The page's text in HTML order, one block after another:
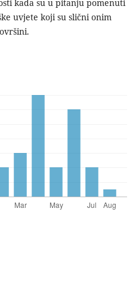
kada su u pitanju pomenuti
uvjete koji su slični onim